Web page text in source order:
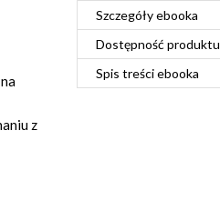
Szczegółyebooka
Dostępność produktu
Spis treściebooka
z